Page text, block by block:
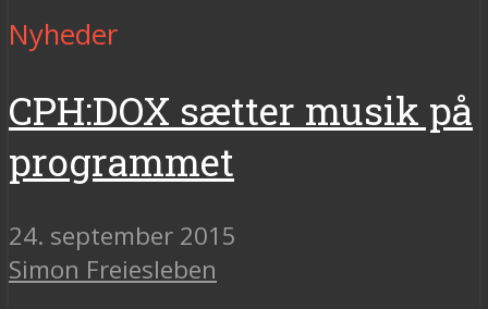
Nyheder
CPH:DOX sætter musik på
programmet
24. september 2015
Simon Freiesleben